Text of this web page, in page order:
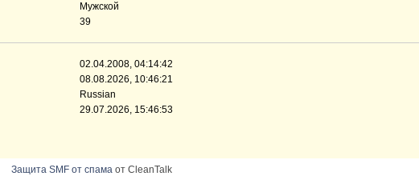
Мужской
39
02.04.2008, 04:14:42
08.08.2026, 10:46:21
Russian
29.07.2026, 15:46:53
Защита SMF от спама от CleanTalk